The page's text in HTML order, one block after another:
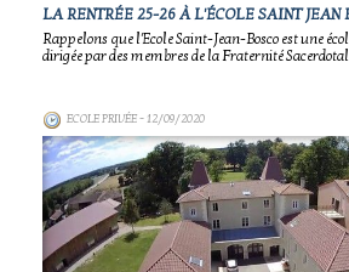
LA RENTRÉE 25-26 À L'ÉCOLE SAINT JEAN
Rappelons que l'Ecole Saint-Jean-Bosco est une
dirigée par des membres de la Fraternité
ECOLE PRIVÉE- 12/09/2020